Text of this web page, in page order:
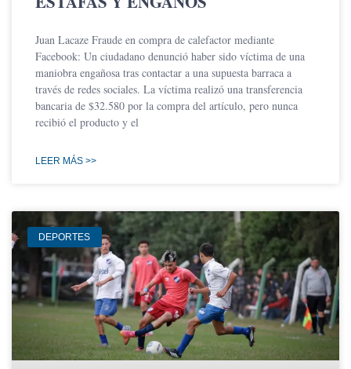
Juan Lacaze Fraude en compra de calefactor mediante
Facebook: Un ciudadano denunció haber sido víctima de una
maniobra engañosa tras contactar a una supuesta barraca a
través de redes sociales. La víctima realizó una transferencia
bancaria de $32.580 por la compra del artículo, pero nunca
recibió el producto y el
LEER MÁS >>
DEPORTES